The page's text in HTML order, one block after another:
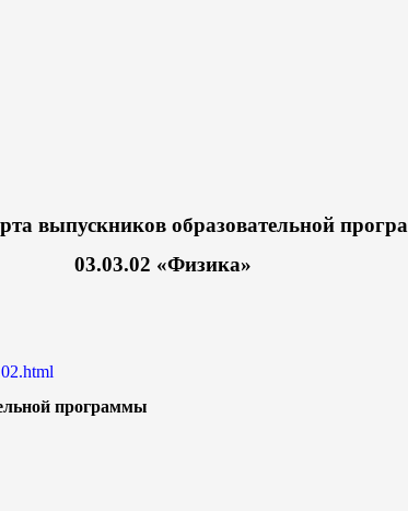
выпускников образовательной
03.03.02 «Физика»
программы